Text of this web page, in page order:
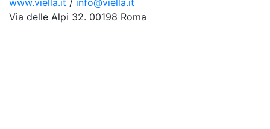
www.viella.it / info@viella.it
Via delle Alpi 32. 00198 Roma